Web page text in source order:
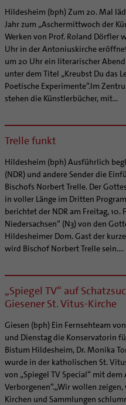
Hildesheim (bph) Zum 20. Mal
Jahr zum „Aschermittwoch der
Werken von Prof. Roland Dörfler
Uhr in der Antoniuskirche
um 20 Uhr ein literarischer
unter dem Titel „Kreubst Du das
Poetische Experimente“.Im
stehen die Künstlerbücher, mit...
Trelle funkt
Hildesheim (bph) Ausführlich
(NDR) und andere Sender die
Bischofs Norbert Trelle. Der
in voller Länge im Dritten
berichtet der NDR am Freitag, 10.
Niedersachsen“ (N3) von den
Hildesheimer Dom. Gast der
wird Bischof Norbert Trelle sein....
„Spiegel TV“ auf
Giesener St. Vitus-Kirche
Giesen (bph) Ein Fernsehteam
und Dienstag die Konservatorin
Bistum Hildesheim, Dr. Monika
wurde in der katholischen St.
von „Spiegel TV Special“ mit
Verborgenen“.„Wir wollen
Kirchen und Sammlungen